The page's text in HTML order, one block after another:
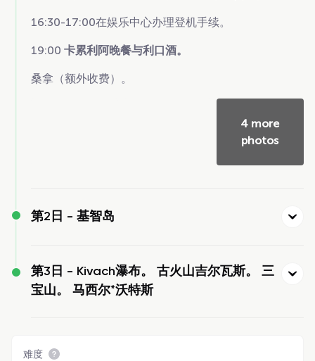
16:30-17:00在娱乐中心办理登机手续。
19:00 卡累利阿晚餐与利口酒。
桑拿（额外收费）。
4 more
photos
第2日 - 基智岛
第3日 - Kivach瀑布。 古火山吉尔瓦斯。 三
宝山。 马西尔*沃特斯
难度